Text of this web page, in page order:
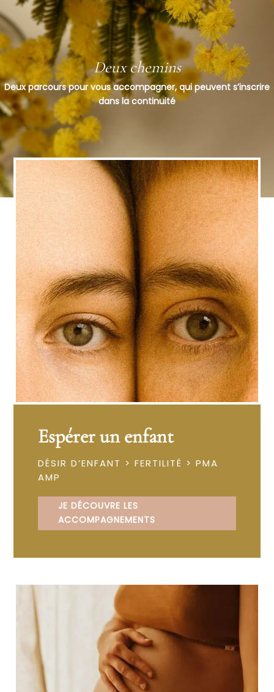
Deux chemins
Deux parcours pour vous accompagner, qui peuvent s’inscrire
dans la continuité
Espérer un enfant
DÉSIR D’ENFANT > FERTILITÉ > PMA
AMP
JE DÉCOUVRE LES
ACCOMPAGNEMENTS